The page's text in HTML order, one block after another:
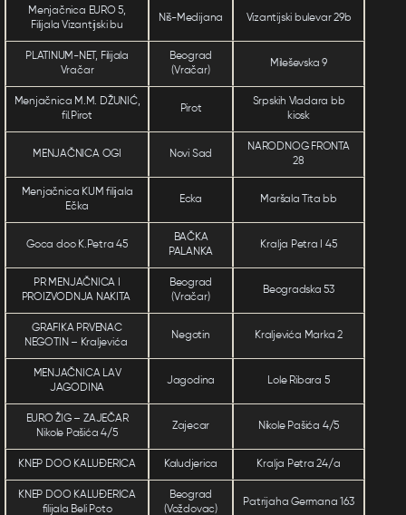
Menjačnica EURO 5,
Filijala Vizantijski bu
Niš-Medijana Vizantijski bulevar 29b
PLATINUM-NET, Filijala
Vračar
Beograd
(Vračar)
Mileševska 9
Menjačnica M.M. DŽUNIĆ,
fil.Pirot
Pirot
Srpskih Vladara bb
kiosk
MENJAČNICA OGI Novi Sad
NARODNOG FRONTA
28
Menjačnica KUM filijala
Ečka
Ecka Maršala Tita bb
Goca doo K.Petra 45
BAČKA
PALANKA
Kralja Petra I 45
PR MENJAČNICA I
PROIZVODNJA NAKITA
Beograd
(Vračar)
Beogradska 53
GRAFIKA PRVENAC
NEGOTIN – Kraljevića
Negotin Kraljevića Marka 2
MENJAČNICA LAV
JAGODINA
Jagodina Lole Ribara 5
EURO ŽIG – ZAJEČAR
Nikole Pašića 4/5
Zajecar Nikole Pašića 4/5
KNEP DOO KALUĐERICA Kaludjerica Kralja Petra 24/a
KNEP DOO KALUĐERICA
filijala Beli Poto
Beograd
(Voždovac)
Patrijaha Germana 163